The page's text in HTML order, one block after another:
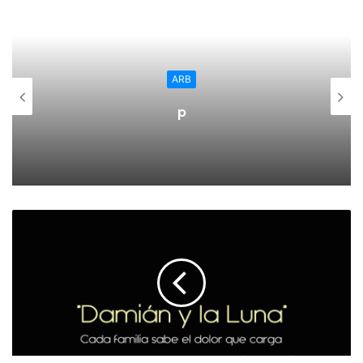
átomos a las galaxias); el martes 21 (Planeta Tierra); y el
miércoles 16 (Nuestro Cuerpo) en los que participarán
científicos de la UR y del CIBIR.
Orgánica de la Universidad de La Rioja, quien hará una
Sáenz de Cabezón, profesor de Lenguajes Sistemas
Informáticos, ganador del I Certamen FameLab y
presentador de ‘Órbita Laika’, explicará cómo en un mundo
de caos y desorden las matemáticas se dedican a la
búsqueda de patrones.
ARB
p